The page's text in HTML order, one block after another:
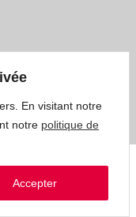
En visitant notre
notre politique de
Accepter